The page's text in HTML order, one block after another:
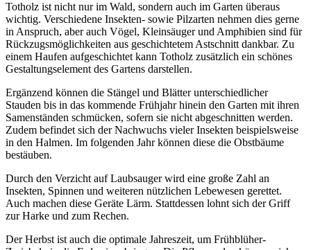
Totholz ist nicht nur im Wald, sondern auch im Garten überaus
wichtig. Verschiedene Insekten- sowie Pilzarten nehmen dies gerne
in Anspruch, aber auch Vögel, Kleinsäuger und Amphibien sind für
Rückzugsmöglichkeiten aus geschichtetem Astschnitt dankbar. Zu
einem Haufen aufgeschichtet kann Totholz zusätzlich ein schönes
Gestaltungselement des Gartens darstellen.
Ergänzend können die Stängel und Blätter unterschiedlicher
Stauden bis in das kommende Frühjahr hinein den Garten mit ihren
Samenständen schmücken, sofern sie nicht abgeschnitten werden.
Zudem befindet sich der Nachwuchs vieler Insekten beispielsweise
in den Halmen. Im folgenden Jahr können diese die Obstbäume
bestäuben.
Durch den Verzicht auf Laubsauger wird eine große Zahl an
Insekten, Spinnen und weiteren nützlichen Lebewesen gerettet.
Auch machen diese Geräte Lärm. Stattdessen lohnt sich der Griff
zur Harke und zum Rechen.
Der Herbst ist auch die optimale Jahreszeit, um Frühblüher-